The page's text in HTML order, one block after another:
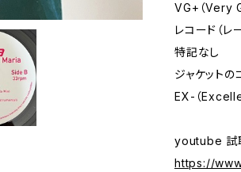
VG+（Very
レコード（レ
特記なし
ジャケットの
EX-（
youtube 試
https://